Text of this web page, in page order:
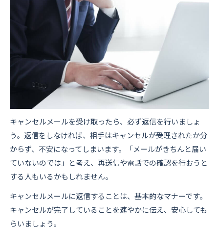
キャンセルメールを受け取ったら、必ず返信を行いましょ
う。返信をしなければ、相手はキャンセルが受理されたか分
からず、不安になってしまいます。「メールがきちんと届い
ていないのでは」と考え、再送信や電話での確認を行おうと
する人もいるかもしれません。
キャンセルメールに返信することは、基本的なマナーです。
キャンセルが完了していることを速やかに伝え、安心しても
らいましょう。